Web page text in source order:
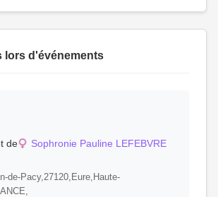
lors d'événements
de
Sophronie Pauline LEFEBVRE
de-Pacy,27120,Eure,Haute-